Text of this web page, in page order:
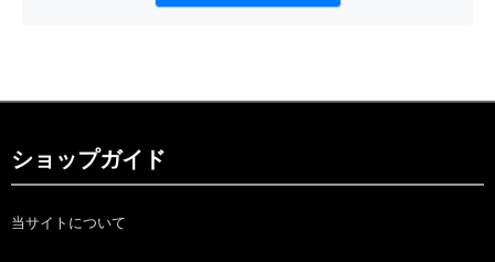
ショップガイド
当サイトについて